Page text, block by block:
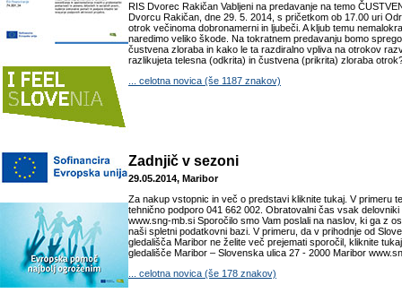
RIS Dvorec Rakičan Vabljeni na predavanje na temo
Dvorcu Rakičan, dne 29. 5. 2014, s pričetkom ob 17.00 uri
otrok večinoma dobronamerni in ljubeči. A kljub temu
naredimo veliko škode. Na tokratnem predavanju bomo
čustvena zloraba in kako le ta razdiralno vpliva na otrokov
razlikujeta telesna (odkrita) in čustvena (prikrita) zloraba
... celotna novica (še 1187 znakov)
Zadnjič v sezoni
29.05.2014, Maribor
Za nakup vstopnic in več o predstavi kliknite tukaj. V primeru
tehnično podporo 041 662 002. Obratovalni čas vsak delovniki
www.sng-mb.si Sporočilo smo Vam poslali na naslov, ki ga z
naši spletni podatkovni bazi. V primeru, da v prihodnje od
gledališča Maribor ne želite več prejemati sporočil, kliknite
gledališče Maribor – Slovenska ulica 27 - 2000 Maribor
... celotna novica (še 178 znakov)